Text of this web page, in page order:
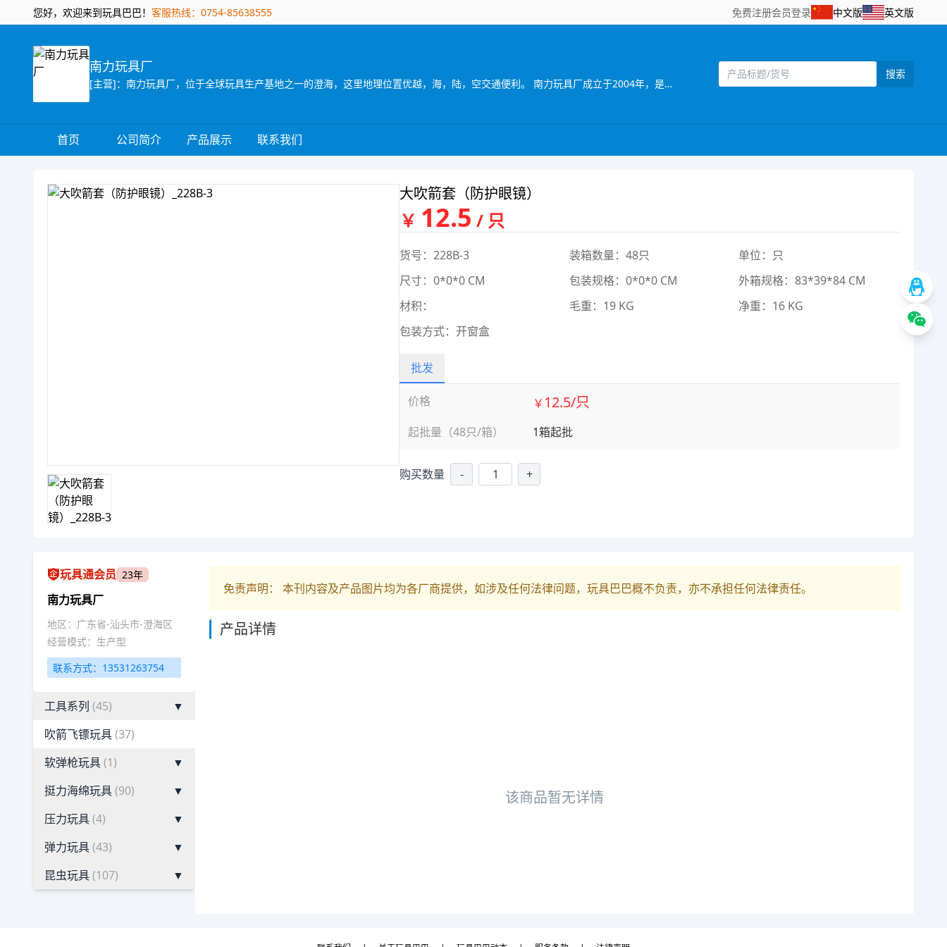
您好，欢迎来到玩具巴巴！ 客服热线：0754-85638555 免费注册会员登录 中文版 英文版
南力玩具厂
[主营]：南力玩具厂，位于全球玩具生产基地之一的澄海，这里地理位置优越，海，陆，空交通便利。 南力玩具厂成立于2004年，是工，贸一体的生产厂家，产品远销欧美、中东地区、并在国内占有一定的市场。 本厂自创办以来便注重管理；注重产品质量；注重产品风格；注重满足用户需求。本厂以开发设计新产品为主，其产品造型独特、新颖、逼真。工厂一直以精美设计、高品质产品为宗旨，重合同、守信用，热忱欢迎海内外广大客户前来洽谈，我们可以根据客户需求定做产品，为客户设符合市场的产品，来样定做等，无论定单大小，我们将以我们优质的服务，优惠的价格，短的时间为您服务。 欢迎海内外客商到我网站浏览、查询、订购；也欢迎到我的样品房直接选购！我们将以好的服务，优的质量，实的价格与你真诚合作
搜索
首页 公司简介 产品展示 联系我们
大吹箭套（防护眼镜）
￥ 12.5 / 只
货号：228B-3 装箱数量：48只
单位：只
尺寸：0*0*0 CM
包装规格：0*0*0 CM
外箱规格：83*39*84 CM
材积：
毛重：19 KG
净重：16 KG
包装方式：开窗盒
批发
价格
起批量（48只/箱）
￥ 12.5/只
1箱起批
购买数量 - +
玩具通会员 23年
南力玩具厂
地区：广东省-汕头市-澄海区
经营模式：生产型
联系方式：13531263754
工具系列 (45)
▼
吹箭飞镖玩具(37)
软弹枪玩具(1)
▼
挺力海绵玩具(90)
▼
压力玩具(4)
▼
弹力玩具(43)
▼
昆虫玩具(107) ▼
免责声明： 本刊内容及产品图片均为各厂商提供，如涉及任何法律问题，玩具巴巴概不负责，亦不承担任何法律责任。
产品详情
该商品暂无详情